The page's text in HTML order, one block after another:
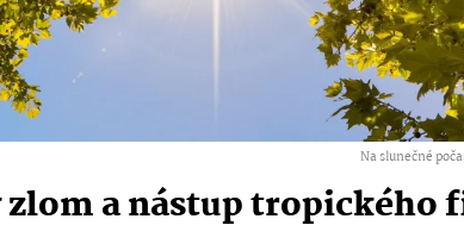
Na slunečné
a nástup tropického